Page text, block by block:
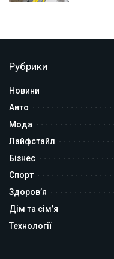
Рубрики
Новини
Авто
Мода
Лайфстайл
Бізнес
Спорт
Здоров’я
Дім та сім’я
Технології